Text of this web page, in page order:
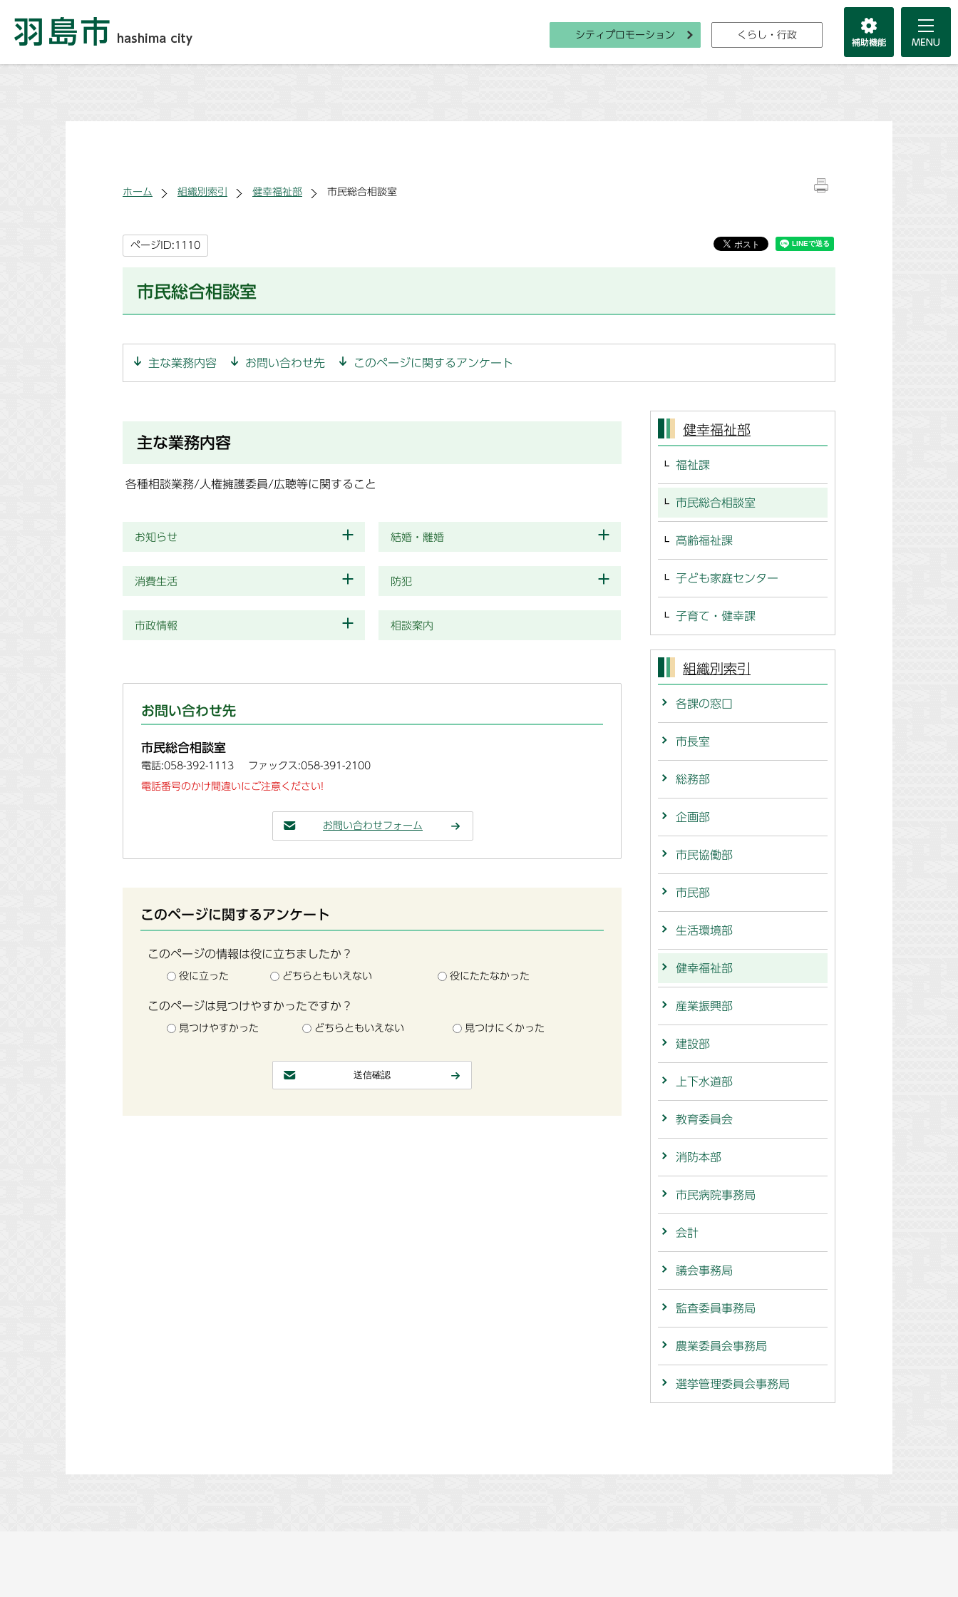
シティプロモーション くらし・行政
ホーム 組織別索引 健幸福祉部 市民総合相談室
ページID:1110
市民総合相談室
主な業務内容 お問い合わせ先 このページに関するアンケート
主な業務内容
各種相談業務/人権擁護委員/広聴等に関すること
お知らせ 結婚・離婚
消費生活 防犯
市政情報 相談案内
お問い合わせ先
市民総合相談室
電話:058-392-1113 ファックス:058-391-2100
電話番号のかけ間違いにご注意ください!
お問い合わせフォーム
このページに関するアンケート
このページの情報は役に立ちましたか？
役に立った どちらともいえない 役にたたなかった
このページは見つけやすかったですか？
見つけやすかった どちらともいえない 見つけにくかった
健幸福祉部
福祉課
市民総合相談室
高齢福祉課
子ども家庭センター
子育て・健幸課
組織別索引
各課の窓口
市長室
総務部
企画部
市民協働部
市民部
生活環境部
健幸福祉部
産業振興部
建設部
上下水道部
教育委員会
消防本部
市民病院事務局
会計
議会事務局
監査委員事務局
農業委員会事務局
選挙管理委員会事務局